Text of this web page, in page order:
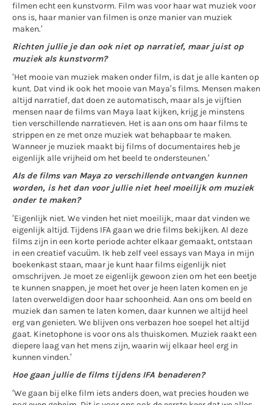
filmen echt een kunstvorm. Film was voor haar wat muziek voor
ons is, haar manier van filmen is onze manier van muziek
maken.’
Richten jullie je dan ook niet op narratief, maar juist op
muziek als kunstvorm?
‘Het mooie van muziek maken onder film, is dat je alle kanten op
kunt. Dat vind ik ook het mooie van Maya’s films. Mensen maken
altijd narratief, dat doen ze automatisch, maar als je vijftien
mensen naar de films van Maya laat kijken, krijg je minstens
tien verschillende narratieven. Het is aan ons om haar films te
strippen en ze met onze muziek wat behapbaar te maken.
Wanneer je muziek maakt bij films of documentaires heb je
eigenlijk alle vrijheid om het beeld te ondersteunen.’
Als de films van Maya zo verschillende ontvangen kunnen
worden, is het dan voor jullie niet heel moeilijk om muziek
onder te maken?
‘Eigenlijk niet. We vinden het niet moeilijk, maar dat vinden we
eigenlijk altijd. Tijdens IFA gaan we drie films bekijken. Al deze
films zijn in een korte periode achter elkaar gemaakt, ontstaan
in een creatief vacuüm. Ik heb zelf veel essays van Maya in mijn
boekenkast staan, maar je kunt haar films eigenlijk niet
omschrijven. Je moet ze eigenlijk gewoon zien om het een beetje
te kunnen snappen, je moet het over je heen laten komen en je
laten overweldigen door haar schoonheid. Aan ons om beeld en
muziek dan samen te laten komen, daar kunnen we altijd heel
erg van genieten. We blijven ons verbazen hoe soepel het altijd
gaat. Kinetophone is voor ons als thuiskomen. Muziek raakt een
diepere laag van het mens zijn, waarin wij elkaar heel erg in
kunnen vinden.’
Hoe gaan jullie de films tijdens IFA benaderen?
‘We gaan bij elke film iets anders doen, wat precies houden we